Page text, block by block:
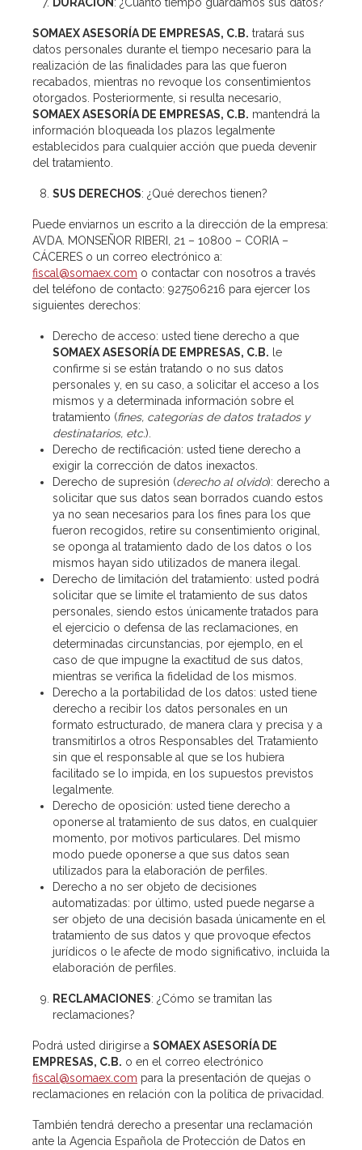
SOMAEX ASESORÍA DE EMPRESAS, C.B. tratará sus
datos personales durante el tiempo necesario para la
realización de las finalidades para las que fueron
recabados, mientras no revoque los consentimientos
otorgados. Posteriormente, si resulta necesario,
SOMAEX ASESORÍA DE EMPRESAS, C.B. mantendrá la
información bloqueada los plazos legalmente
establecidos para cualquier acción que pueda devenir
del tratamiento.
SUS DERECHOS: ¿Qué derechos tienen?
Puede enviarnos un escrito a la dirección de la empresa:
AVDA. MONSEÑOR RIBERI, 21 – 10800 – CORIA –
CÁCERES o un correo electrónico a:
fiscal@somaex.com o contactar con nosotros a través
del teléfono de contacto: 927506216 para ejercer los
siguientes derechos:
Derecho de acceso: usted tiene derecho a que
SOMAEX ASESORÍA DE EMPRESAS, C.B. le
confirme si se están tratando o no sus datos
personales y, en su caso, a solicitar el acceso a los
mismos y a determinada información sobre el
tratamiento (fines, categorías de datos tratados y
destinatarios, etc.).
Derecho de rectificación: usted tiene derecho a
exigir la corrección de datos inexactos.
Derecho de supresión (derecho al olvido): derecho a
solicitar que sus datos sean borrados cuando estos
ya no sean necesarios para los fines para los que
fueron recogidos, retire su consentimiento original,
se oponga al tratamiento dado de los datos o los
mismos hayan sido utilizados de manera ilegal.
Derecho de limitación del tratamiento: usted podrá
solicitar que se limite el tratamiento de sus datos
personales, siendo estos únicamente tratados para
el ejercicio o defensa de las reclamaciones, en
determinadas circunstancias, por ejemplo, en el
caso de que impugne la exactitud de sus datos,
mientras se verifica la fidelidad de los mismos.
Derecho a la portabilidad de los datos: usted tiene
derecho a recibir los datos personales en un
formato estructurado, de manera clara y precisa y a
transmitirlos a otros Responsables del Tratamiento
sin que el responsable al que se los hubiera
facilitado se lo impida, en los supuestos previstos
legalmente.
Derecho de oposición: usted tiene derecho a
oponerse al tratamiento de sus datos, en cualquier
momento, por motivos particulares. Del mismo
modo puede oponerse a que sus datos sean
utilizados para la elaboración de perfiles.
Derecho a no ser objeto de decisiones
automatizadas: por último, usted puede negarse a
ser objeto de una decisión basada únicamente en el
tratamiento de sus datos y que provoque efectos
jurídicos o le afecte de modo significativo, incluida la
elaboración de perfiles.
RECLAMACIONES: ¿Cómo se tramitan las
reclamaciones?
Podrá usted dirigirse a SOMAEX ASESORÍA DE
EMPRESAS, C.B. o en el correo electrónico
fiscal@somaex.com para la presentación de quejas o
reclamaciones en relación con la política de privacidad.
También tendrá derecho a presentar una reclamación
ante la Agencia Española de Protección de Datos en